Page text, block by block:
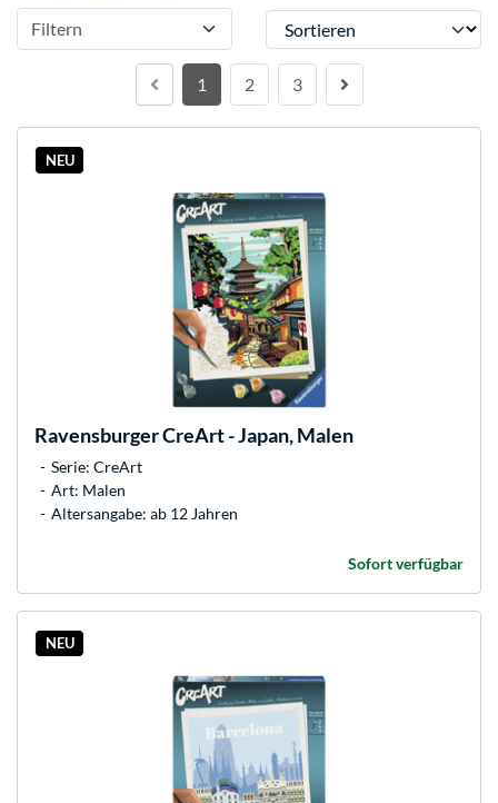
Filtern Sortieren
1 2 3
NEU
RavensburgerCreArt - Japan, Malen
Serie: CreArt
Art: Malen
Altersangabe: ab 12 Jahren
Sofort verfügbar
NEU